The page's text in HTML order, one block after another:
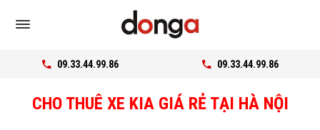
09.33.44.99.86 09.33.44.99.86
CHO THUÊ XE KIA GIÁ RẺ TẠI HÀ NỘI